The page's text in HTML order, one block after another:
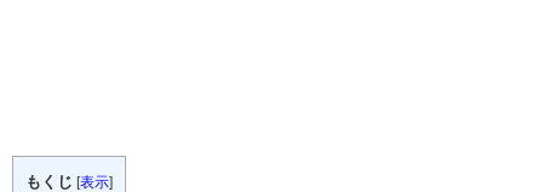
もくじ [表示]